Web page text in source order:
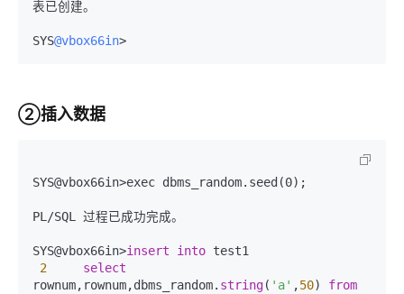
表已创建。
SYS@vbox66in
②插入数据
SYS@vbox66in>exec dbms_random.seed(0);
PL/SQL 过程已成功完成。
SYS@vbox66in>insert into test1
2
select
rownum,rownum,dbms_random. string( 'a' ,50) from